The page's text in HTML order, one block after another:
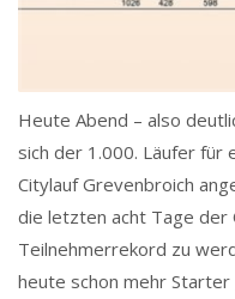
Heute Abend – also
sich der 1.000. Läufer
Citylauf Grevenbroich
die letzten acht Tage der
Teilnehmerrekord zu
heute schon mehr